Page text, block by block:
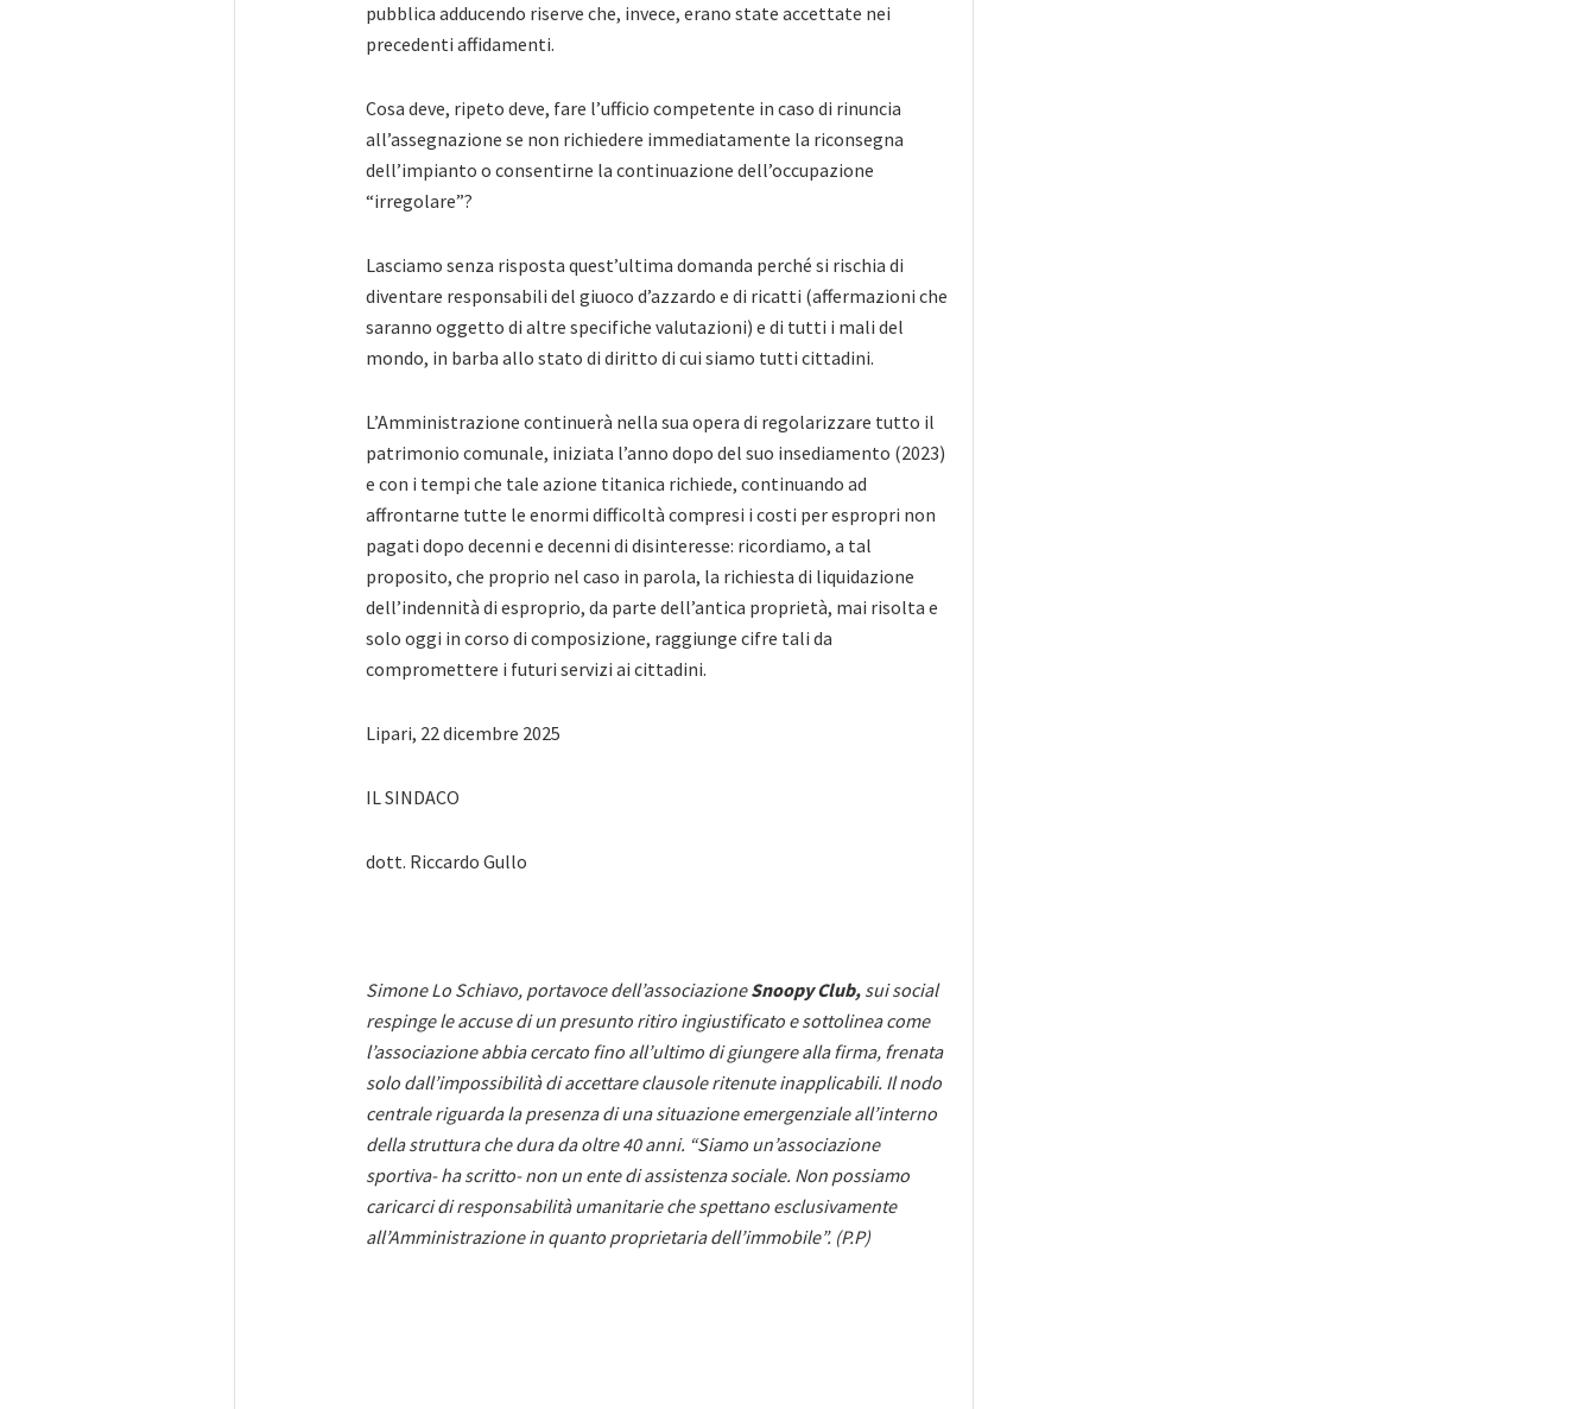
pubblica adducendo riserve che, invece, erano state accettate nei
precedenti affidamenti.
Cosa deve, ripeto deve, fare l’ufficio competente in caso di rinuncia
all’assegnazione se non richiedere immediatamente la riconsegna
dell’impianto o consentirne la continuazione dell’occupazione
“irregolare”?
Lasciamo senza risposta quest’ultima domanda perché si rischia di
diventare responsabili del giuoco d’azzardo e di ricatti (affermazioni che
saranno oggetto di altre specifiche valutazioni) e di tutti i mali del
mondo, in barba allo stato di diritto di cui siamo tutti cittadini.
L’Amministrazione continuerà nella sua opera di regolarizzare tutto il
patrimonio comunale, iniziata l’anno dopo del suo insediamento (2023)
e con i tempi che tale azione titanica richiede, continuando ad
affrontarne tutte le enormi difficoltà compresi i costi per espropri non
pagati dopo decenni e decenni di disinteresse: ricordiamo, a tal
proposito, che proprio nel caso in parola, la richiesta di liquidazione
dell’indennità di esproprio, da parte dell’antica proprietà, mai risolta e
solo oggi in corso di composizione, raggiunge cifre tali da
compromettere i futuri servizi ai cittadini.
Lipari, 22 dicembre 2025
IL SINDACO
dott. Riccardo Gullo
Simone Lo Schiavo, portavoce dell’associazioneSnoopy Club, sui social
respinge le accuse di un presunto ritiro ingiustificato e sottolinea come
l’associazione abbia cercato fino all’ultimo di giungere alla firma, frenata
solo dall’impossibilità di accettare clausole ritenute inapplicabili. Il nodo
centrale riguarda la presenza di una situazione emergenziale all’interno
della struttura che dura da oltre 40 anni. “Siamo un’associazione
sportiva- ha scritto- non un ente di assistenza sociale. Non possiamo
caricarci di responsabilità umanitarie che spettano esclusivamente
all’Amministrazione in quanto proprietaria dell’immobile”. (P.P)